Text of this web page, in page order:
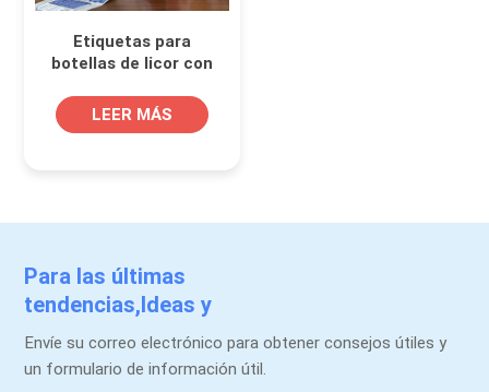
Etiquetas para
botellas de licor con
caliente en relieve,
impresión
LEER MÁS
Para las últimas
tendencias,Ideas y
promociones.
Envíe su correo electrónico para obtener consejos útiles y
un formulario de información útil.